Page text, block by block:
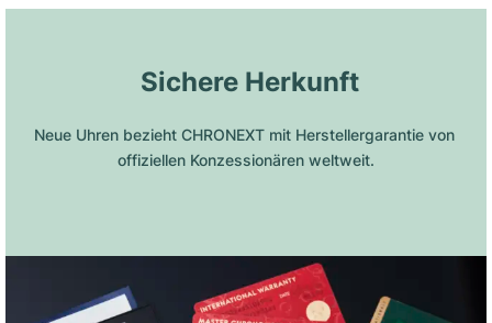
Sichere Herkunft
Neue Uhren bezieht CHRONEXT mit Herstellergarantie von
offiziellen Konzessionären weltweit.